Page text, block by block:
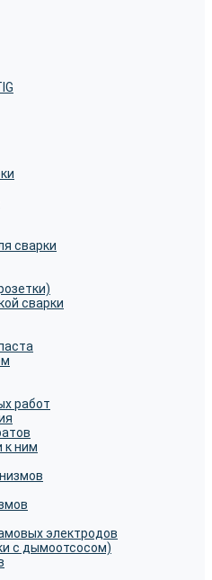
сварки
сварки
работ
к ним
электродов
с дымоотсосом)